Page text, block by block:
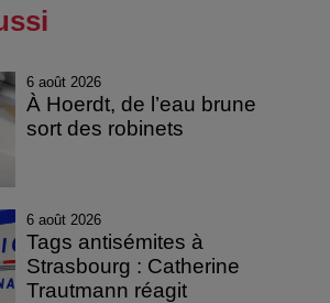
6 août 2026
À Hoerdt, de l’eau brune
sort des robinets
6 août 2026
Tags antisémites à
Strasbourg : Catherine
Trautmann réagit